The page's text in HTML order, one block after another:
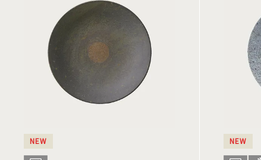
NEW NEW